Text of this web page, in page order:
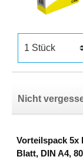
Nicht
Vorteilspack 5x
Blatt, DIN A4,